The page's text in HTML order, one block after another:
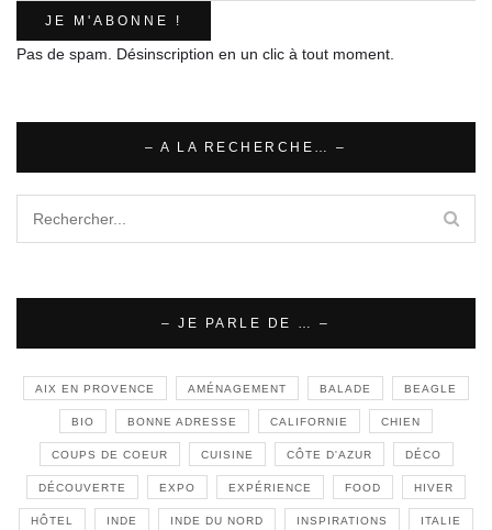
Pas de spam. Désinscription en un clic à tout moment.
– A LA RECHERCHE… –
– JE PARLE DE … –
AIX EN PROVENCE AMÉNAGEMENT BALADE BEAGLE
BIO BONNE ADRESSE CALIFORNIE CHIEN
COUPS DE COEUR CUISINE CÔTE D'AZUR DÉCO
DÉCOUVERTE EXPO EXPÉRIENCE FOOD HIVER
HÔTEL INDE INDE DU NORD INSPIRATIONS ITALIE